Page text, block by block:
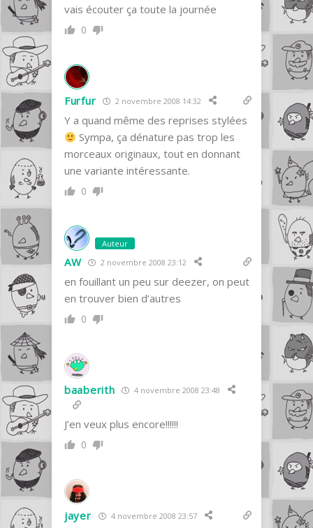
vais écouter ça toute la journée
0
Furfur 2 novembre 2008 14:32
Y a quand même des reprises stylées
Sympa, ça dénature pas trop les
morceaux originaux, tout en donnant
une variante intéressante.
0
Auteur
AW 2 novembre 2008 23:12
en fouillant un peu sur deezer, on peut
en trouver bien d’autres
0
baaberith 4 novembre 2008 23:48
J’en veux plus encore!!!!!!
0
jayer 4 novembre 2008 23:57